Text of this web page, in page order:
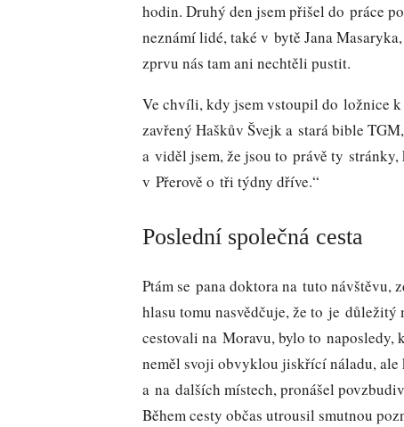
hodin. Druhý den jsem přišel do práce
neznámí lidé, také v bytě Jana
zprvu nás tam ani nechtěli pustit.
Ve chvíli, kdy jsem vstoupil do ložnice
zavřený Haškův Švejk a stará bible
a viděl jsem, že jsou to právě ty
v Přerově o tři týdny dříve.“
Poslední společná cesta
Ptám se pana doktora na tuto návštěvu,
hlasu tomu nasvědčuje, že to je důležitý
cestovali na Moravu, bylo to naposledy,
neměl svoji obvyklou jiskřící náladu,
a na dalších místech, pronášel
Během cesty občas utrousil smutnou